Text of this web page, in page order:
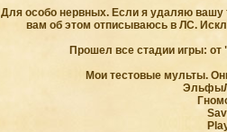
Для особо нервных. Если я удаляю вашу
вам об этом отписываюсь в ЛС.
Прошел все стадии игры: от
Мои тестовые мульты.